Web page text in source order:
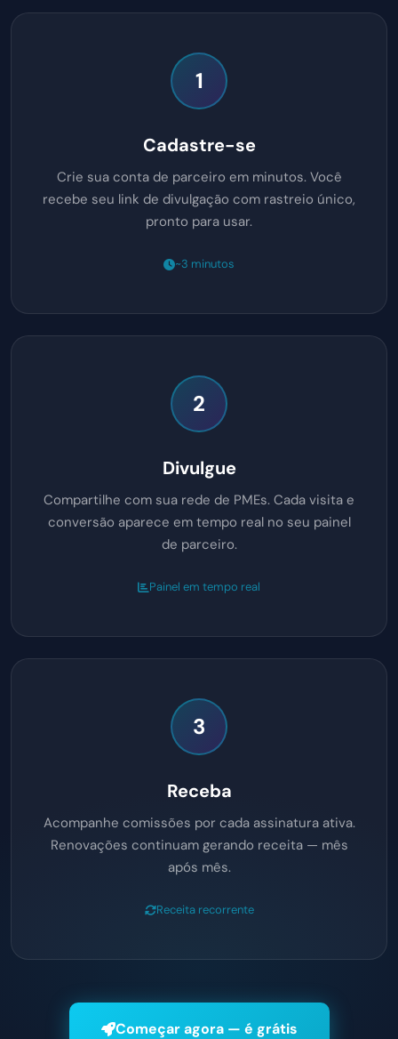
1
Cadastre-se
Crie sua conta de parceiro em minutos. Você
recebe seu link de divulgação com rastreio único,
pronto para usar.
~3 minutos
2
Divulgue
Compartilhe com sua rede de PMEs. Cada visita e
conversão aparece em tempo real no seu painel
de parceiro.
Painel em tempo real
3
Receba
Acompanhe comissões por cada assinatura ativa.
Renovações continuam gerando receita — mês
após mês.
Receita recorrente
Começar agora — é grátis